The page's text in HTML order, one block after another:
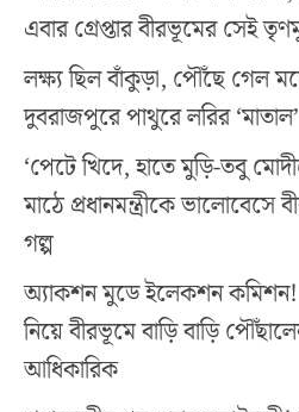
এবার গ্রেপ্তার বীরভূমের সেই
লক্ষ্য ছিল বাঁকুড়া, পৌঁছে গেল
দুবরাজপুরে পাথুরে লরির
‘পেটে খিদে, হাতে মুড়ি-তবু
মাঠে প্রধানমন্ত্রীকে ভালোবেসে
গল্প
অ্যাকশন মুডে ইলেকশন
নিয়ে বীরভূমে বাড়ি বাড়ি
আধিকারিক